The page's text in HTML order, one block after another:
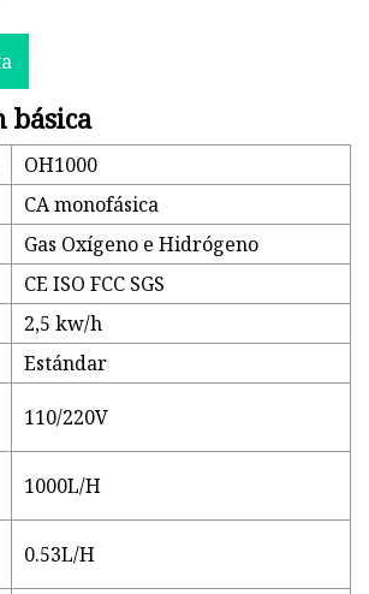
básica
OH1000
CA monofásica
Gas Oxígeno e Hidrógeno
CE ISO FCC SGS
2,5 kw/h
Estándar
110/220V
1000L/H
0.53L/H